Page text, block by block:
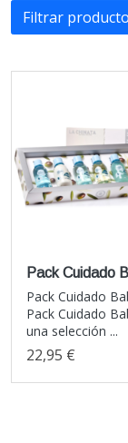
Filtrar
Pack Cuidado
Pack Cuidado
Pack Cuidado
una selección ...
22,95 €